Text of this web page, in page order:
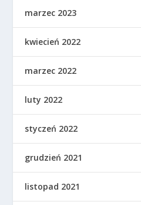
marzec 2023
kwiecień 2022
marzec 2022
luty 2022
styczeń 2022
grudzień 2021
listopad 2021